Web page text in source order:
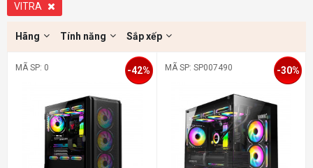
VITRA
Hãng Tính năng Sắp xếp
MÃ SP: 0 -42% MÃ SP: SP007490 -30%